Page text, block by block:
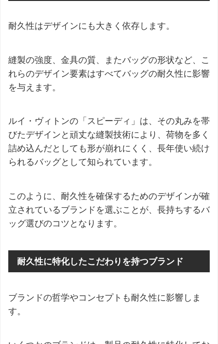
耐久性はデザインにも大きく依存します。
縫製の強度、金具の質、またバッグの形状など、こ
れらのデザイン要素はすべてバッグの耐久性に影響
を与えます。
ルイ・ヴィトンの「スピーディ」は、その丸みを帯
びたデザインと頑丈な縫製技術により、荷物を多く
詰め込んだとしても形が崩れにくく、長年使い続け
られるバッグとして知られています。
このように、耐久性を確保するためのデザインが確
立されているブランドを選ぶことが、長持ちするバ
ッグ選びのコツとなります。
耐久性に特化したこだわりを持つブランド
ブランドの哲学やコンセプトも耐久性に影響しま
す。